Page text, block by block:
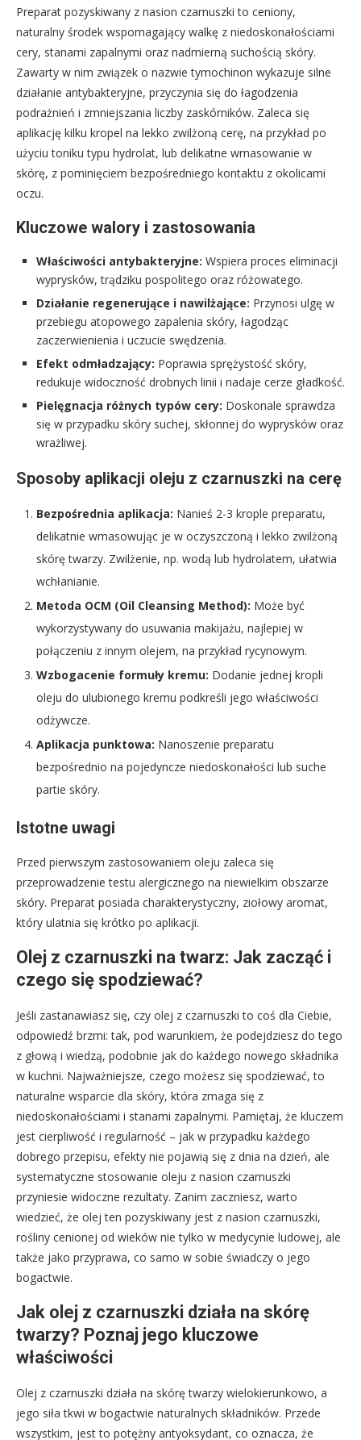
Preparat pozyskiwany z nasion czarnuszki to ceniony,
naturalny środek wspomagający walkę z niedoskonałościami
cery, stanami zapalnymi oraz nadmierną suchością skóry.
Zawarty w nim związek o nazwie tymochinon wykazuje silne
działanie antybakteryjne, przyczynia się do łagodzenia
podrażnień i zmniejszania liczby zaskórników. Zaleca się
aplikację kilku kropel na lekko zwilżoną cerę, na przykład po
użyciu toniku typu hydrolat, lub delikatne wmasowanie w
skórę, z pominięciem bezpośredniego kontaktu z okolicami
oczu.
Kluczowe walory i zastosowania
Właściwości antybakteryjne: Wspiera proces eliminacji
wyprysków, trądziku pospolitego oraz różowatego.
Działanie regenerujące i nawilżające: Przynosi ulgę w
przebiegu atopowego zapalenia skóry, łagodząc
zaczerwienienia i uczucie swędzenia.
Efekt odmładzający: Poprawia sprężystość skóry,
redukuje widoczność drobnych linii i nadaje cerze gładkość.
Pielęgnacja różnych typów cery: Doskonale sprawdza
się w przypadku skóry suchej, skłonnej do wyprysków oraz
wrażliwej.
Sposoby aplikacji oleju z czarnuszki na cerę
Bezpośrednia aplikacja: Nanieś 2-3 krople preparatu,
delikatnie wmasowując je w oczyszczoną i lekko zwilżoną
skórę twarzy. Zwilżenie, np. wodą lub hydrolatem, ułatwia
wchłanianie.
Metoda OCM (Oil Cleansing Method): Może być
wykorzystywany do usuwania makijażu, najlepiej w
połączeniu z innym olejem, na przykład rycynowym.
Wzbogacenie formuły kremu: Dodanie jednej kropli
oleju do ulubionego kremu podkreśli jego właściwości
odżywcze.
Aplikacja punktowa: Nanoszenie preparatu
bezpośrednio na pojedyncze niedoskonałości lub suche
partie skóry.
Istotne uwagi
Przed pierwszym zastosowaniem oleju zaleca się
przeprowadzenie testu alergicznego na niewielkim obszarze
skóry. Preparat posiada charakterystyczny, ziołowy aromat,
który ulatnia się krótko po aplikacji.
Olej z czarnuszki na twarz: Jak zacząć i
czego się spodziewać?
Jeśli zastanawiasz się, czy olej z czarnuszki to coś dla Ciebie,
odpowiedź brzmi: tak, pod warunkiem, że podejdziesz do tego
z głową i wiedzą, podobnie jak do każdego nowego składnika
w kuchni. Najważniejsze, czego możesz się spodziewać, to
naturalne wsparcie dla skóry, która zmaga się z
niedoskonałościami i stanami zapalnymi. Pamiętaj, że kluczem
jest cierpliwość i regularność – jak w przypadku każdego
dobrego przepisu, efekty nie pojawią się z dnia na dzień, ale
systematyczne stosowanie oleju z nasion czarnuszki
przyniesie widoczne rezultaty. Zanim zaczniesz, warto
wiedzieć, że olej ten pozyskiwany jest z nasion czarnuszki,
rośliny cenionej od wieków nie tylko w medycynie ludowej, ale
także jako przyprawa, co samo w sobie świadczy o jego
bogactwie.
Jak olej z czarnuszki działa na skórę
twarzy? Poznaj jego kluczowe
właściwości
Olej z czarnuszki działa na skórę twarzy wielokierunkowo, a
jego siła tkwi w bogactwie naturalnych składników. Przede
wszystkim, jest to potężny antyoksydant, co oznacza, że